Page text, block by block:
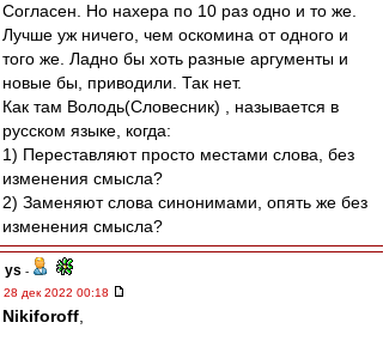
Согласен. Но нахера по 10 раз одно и то же.
Лучше уж ничего, чем оскомина от одного и
того же. Ладно бы хоть разные аргументы и
новые бы, приводили. Так нет.
Как там Володь(Словесник) , называется в
русском языке, когда:
1) Переставляют просто местами слова, без
изменения смысла?
2) Заменяют слова синонимами, опять же без
изменения смысла?
ys -
28 дек 2022 00:18
Nikiforoff